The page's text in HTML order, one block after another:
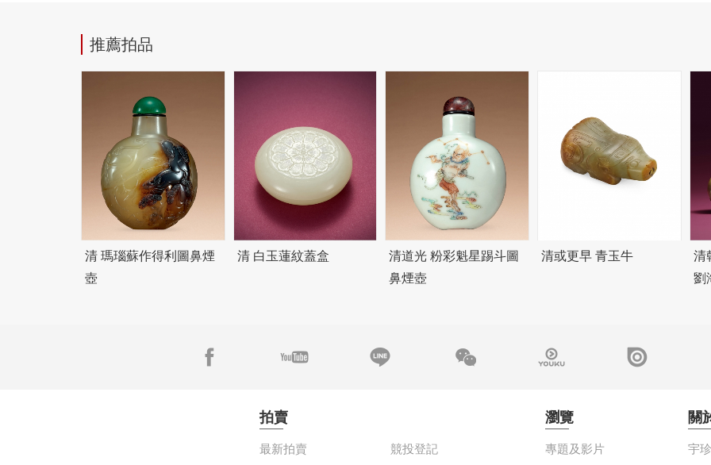
推薦拍品
清 瑪瑙蘇作得利圖鼻煙
壺
清 白玉蓮紋蓋盒
清道光 粉彩魁星踢斗圖
鼻煙壺
清或更早 青玉牛
清
劉
拍賣
最新拍賣 競投登記
瀏覽
專題及影片
關
宇